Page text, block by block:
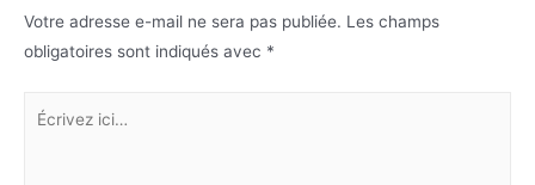
Votre adresse e-mail ne sera pas publiée. Les champs
obligatoires sont indiqués avec *